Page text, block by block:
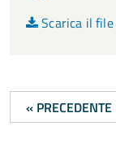
Scarica il file
« PRECEDENTE